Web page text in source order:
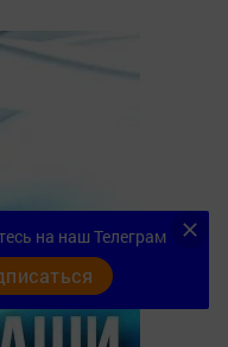
на наш Телеграм